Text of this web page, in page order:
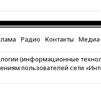
Украине в
Starlink для
вглубь РФ
21:35После пожара на
в Брянске возбудили
дело
по гимнастике получили
Радио Контакты
(информационные
пользователей сети